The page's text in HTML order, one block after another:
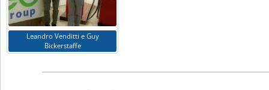
Leandro Venditti e Guy
Bickerstaffe